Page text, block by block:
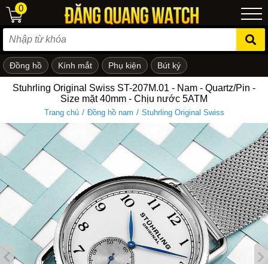
em
0
Đồng hồ Kính mắt Phụ kiện Bút ký
Stuhrling Original Swiss ST-207M.01 - Nam - Quartz/Pin -
Size mặt 40mm - Chịu nước 5ATM
Trang chủ / Đồng hồ nam / Stuhrling Original Swiss